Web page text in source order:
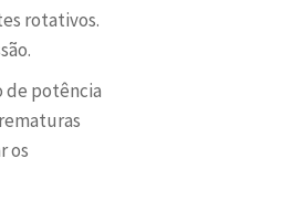
rotativos.
de potência
os